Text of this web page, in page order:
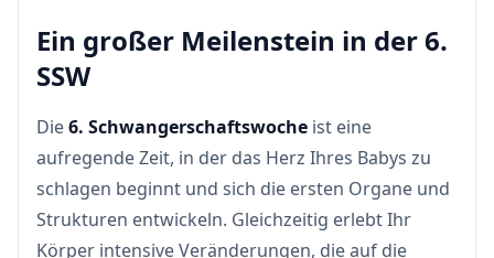
Ein großer Meilenstein in der 6.
SSW
Die6. Schwangerschaftswoche ist eine
aufregende Zeit, in der das Herz Ihres Babys zu
schlagen beginnt und sich die ersten Organe und
Strukturen entwickeln. Gleichzeitig erlebt Ihr
Körper intensive Veränderungen, die auf die